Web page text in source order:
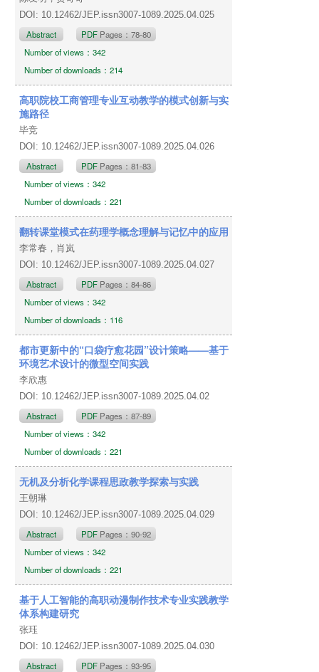
DOI: 10.12462/JEP.issn3007-1089.2025.04.025
Abstract PDF Pages：78-80
Number of views：342
Number of downloads：214
高职院校工商管理专业互动教学的模式创新与实
施路径
毕竞
DOI: 10.12462/JEP.issn3007-1089.2025.04.026
Abstract PDF Pages：81-83
Number of views：342
Number of downloads：221
翻转课堂模式在药理学概念理解与记忆中的应用
李常春，肖岚
DOI: 10.12462/JEP.issn3007-1089.2025.04.027
Abstract PDF Pages：84-86
Number of views：342
Number of downloads：116
都市更新中的“口袋疗愈花园”设计策略——基于
环境艺术设计的微型空间实践
李欣惠
DOI: 10.12462/JEP.issn3007-1089.2025.04.02
Abstract PDF Pages：87-89
Number of views：342
Number of downloads：221
无机及分析化学课程思政教学探索与实践
王朝琳
DOI: 10.12462/JEP.issn3007-1089.2025.04.029
Abstract PDF Pages：90-92
Number of views：342
Number of downloads：221
基于人工智能的高职动漫制作技术专业实践教学
体系构建研究
张珏
DOI: 10.12462/JEP.issn3007-1089.2025.04.030
Abstract PDF Pages：93-95